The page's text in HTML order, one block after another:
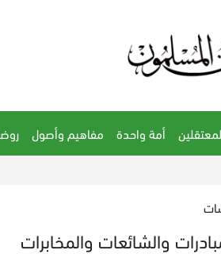
أمة واحدة مفاهيم وأصول
والشائعات والمخابرات